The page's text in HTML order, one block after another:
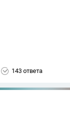
143 ответа